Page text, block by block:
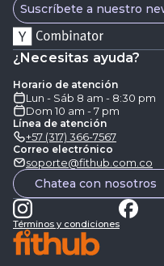
Suscríbete a nuestro
¿Necesitas ayuda?
Horario de atención
Lun - Sáb 8 am - 8:30 pm
Dom 10 am - 7 pm
Línea de atención
+57 (317) 366-7567
Correo electrónico
soporte@fithub.com.co
Chatea con nosotros
Términos y condiciones